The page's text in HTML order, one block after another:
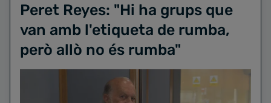
Peret Reyes: "Hi ha grups que
van amb l'etiqueta de rumba,
però allò no és rumba"